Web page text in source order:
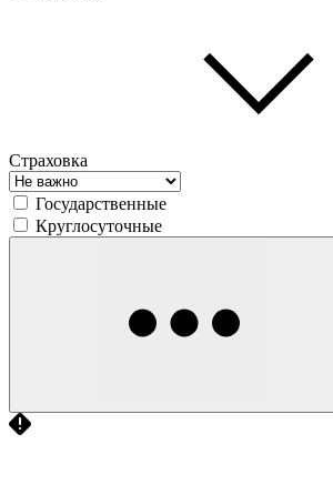
Страховка
Государственные
Круглосуточные